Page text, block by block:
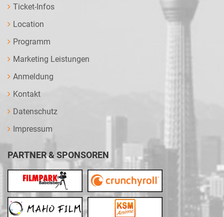
Ticket-Infos
Location
Programm
Marketing Leistungen
Anmeldung
Kontakt
Datenschutz
Impressum
PARTNER & SPONSOREN